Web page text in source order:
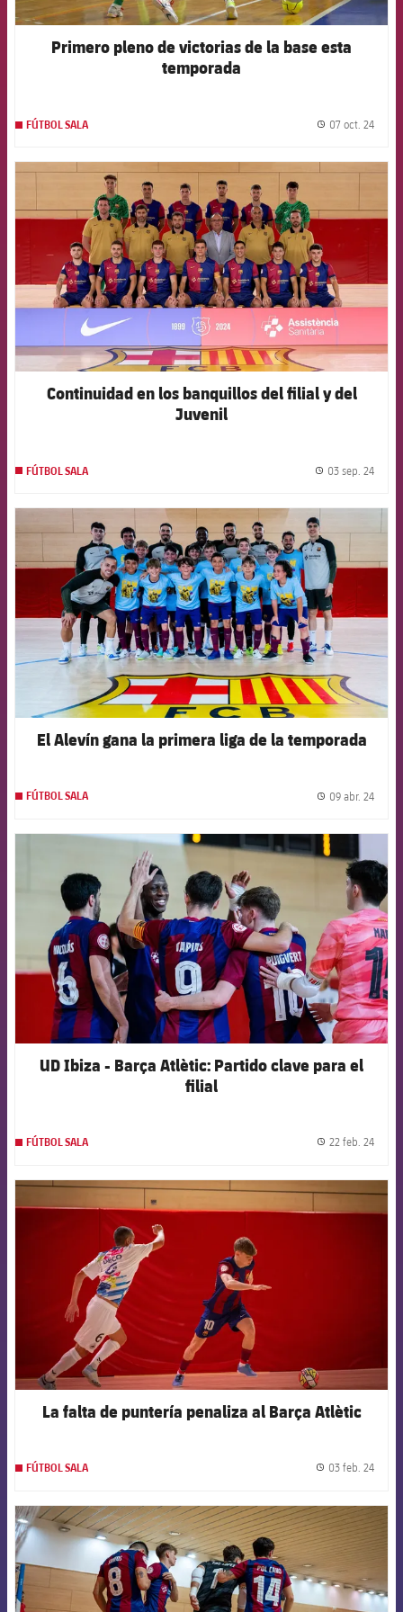
Primero pleno de victorias de la base esta
temporada
FÚTBOL SALA 07 oct. 24
FCB Barcelona badge
Continuidad en los banquillos del filial y del
Juvenil
FÚTBOL SALA 03 sep. 24
FCB Barcelona badge
El Alevín gana la primera liga de la temporada
FÚTBOL SALA 09 abr. 24
FCB Barcelona badge
UD Ibiza - Barça Atlètic: Partido clave para el
filial
FÚTBOL SALA 22 feb. 24
FCB Barcelona badge
La falta de puntería penaliza al Barça Atlètic
FÚTBOL SALA 03 feb. 24
FCB Barcelona badge